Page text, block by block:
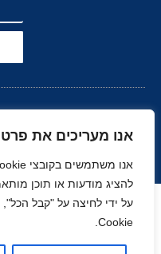
אנו מעריכים את
להציג מודעות או תוכן
על ידי לחיצה על "קבל
Cookie.